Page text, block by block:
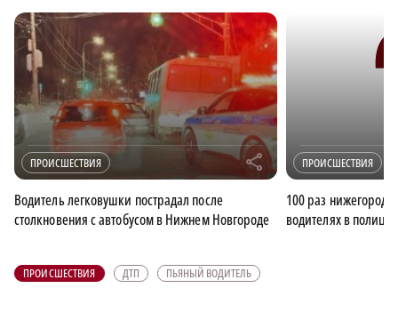
ПРОИСШЕСТВИЯ r
Водитель легковушки пострадал после
столкновения с автобусом в Нижнем Новгороде
ПРОИСШЕСТВИЯ
100 раз
водителях в
ПРОИСШЕСТВИЯ ДТП ПЬЯНЫЙ ВОДИТЕЛЬ